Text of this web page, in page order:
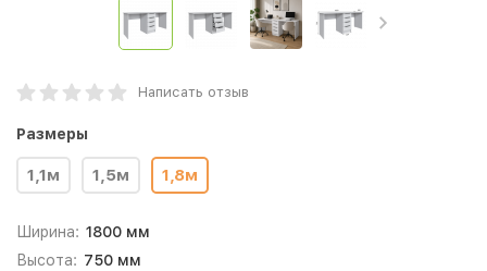
Написать отзыв
Размеры
1,1м 1,5м 1,8м
Ширина: 1800 мм
Высота: 750 мм